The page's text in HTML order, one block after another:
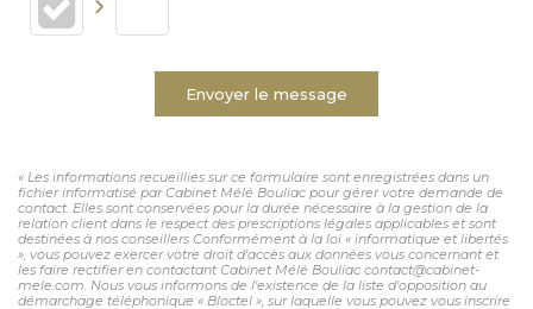
Envoyer le message
« Les informations recueillies sur ce formulaire sont enregistrées dans un
fichier informatisé par Cabinet Mélé Bouliac pour gérer votre demande de
contact. Elles sont conservées pour la durée nécessaire à la gestion de la
relation client dans le respect des prescriptions légales applicables et sont
destinées à nos conseillers Conformément à la loi « informatique et libertés
», vous pouvez exercer votre droit d'accès aux données vous concernant et
les faire rectifier en contactant Cabinet Mélé Bouliac contact@cabinet-
mele.com. Nous vous informons de l'existence de la liste d'opposition au
démarchage téléphonique « Bloctel », sur laquelle vous pouvez vous inscrire